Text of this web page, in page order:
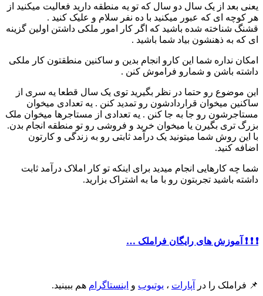
یعنی بعد از یک سال دو سال که تو یه منطقه دارید فعالیت میکنید از
هر کوچه ای که عبور میکنید با ده نفر سلام و علیک کنید .
قشنگ شناخته شده باشید که اگر کار امور ملکی داشتن اولین گزینه
ای که به ذهنشون بیاد شما باشید .
امکان نداره شما این کارو انجام بدین و ساکنین منطقتون کار ملکی
داشته باشن و شمارو فراموش کنن .
این موضوع رو حتما در نظر بگیرید توی یک سال قطعا یه سری از
ساکنین میخوان قراردادشون رو تمدید کنن . یه تعدادی میخوان
مستاجرشون رو جا به جا کنن . یه تعدادی از مستاجرها میخوان ملک
بزرگ تری بگیرن یا میخوان خرید و فروشی رو تو منطقه انجام بدن.
با این روش شما میتونید یک درآمد ثابتی رو به زندگی و کارتون
اضافه کنید.
شما چه کارهایی انجام میدید برای اینکه تو کار املاک درآمد ثابت
داشته باشید تجربتون رو با ما به اشتراک بزارید.
❗️ ❗️ ❗️ آموزش های رایگان فراملک …
📌 فراملک را در آپارات ، یوتیوب و اینستاگرام هم ببینید.